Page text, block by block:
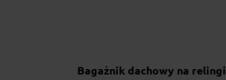
Bagażnik dachowy na relingi